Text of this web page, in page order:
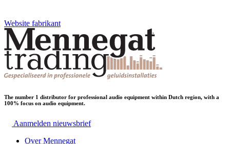
Website fabrikant
The number 1 distributor for professional audio equipment within Dutch region, with a
100% focus on audio equipment.
Aanmelden nieuwsbrief
Over Mennegat